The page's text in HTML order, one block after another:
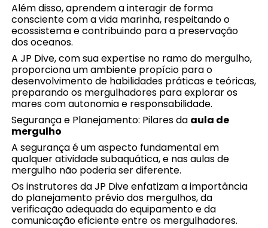
Além disso, aprendem a interagir de forma
consciente com a vida marinha, respeitando o
ecossistema e contribuindo para a preservação
dos oceanos.
A JP Dive, com sua expertise no ramo do mergulho,
proporciona um ambiente propício para o
desenvolvimento de habilidades práticas e teóricas,
preparando os mergulhadores para explorar os
mares com autonomia e responsabilidade.
Segurança e Planejamento: Pilares da aula de
mergulho
A segurança é um aspecto fundamental em
qualquer atividade subaquática, e nas aulas de
mergulho não poderia ser diferente.
Os instrutores da JP Dive enfatizam a importância
do planejamento prévio dos mergulhos, da
verificação adequada do equipamento e da
comunicação eficiente entre os mergulhadores.